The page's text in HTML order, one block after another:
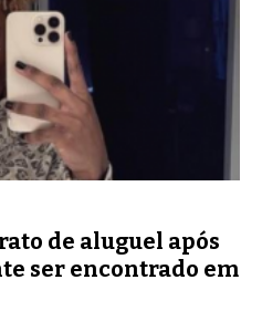
de aluguel após
ser encontrado em